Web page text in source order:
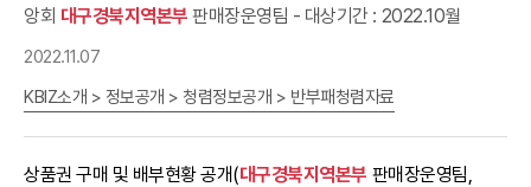
앙회 대구경북지역본부 판매장운영팀 - 대상기간 : 2022.10월
2022.11.07
KBIZ소개 > 정보공개 > 청렴정보공개 > 반부패청렴자료
상품권 구매 및 배부현황 공개(대구경북지역본부 판매장운영팀,